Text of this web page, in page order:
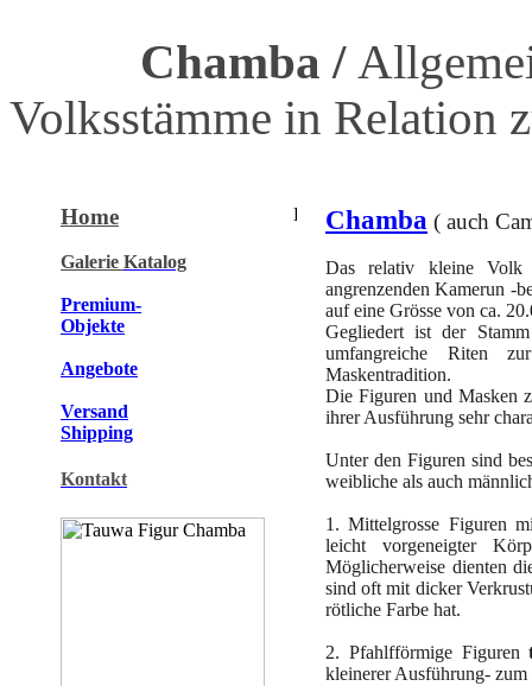
Chamba /
Volksstämme in Relation
Home
Galerie Katalog
Premium-
Objekte
Angebote
Versand
Shipping
Kontakt
Chamba ( auch
Das relativ kleine Volk
angrenzenden Kamerun -
auf eine Grösse von ca.
Gegliedert ist der
umfangreiche Riten
Maskentradition.
Die Figuren und Masken
ihrer Ausführung sehr
Unter den Figuren sind
weibliche als auch
1. Mittelgrosse Figuren
leicht vorgeneigter
Möglicherweise dienten
sind oft mit dicker
rötliche Farbe hat.
2. Pfahlfförmige Figuren
kleinerer Ausführung- zum